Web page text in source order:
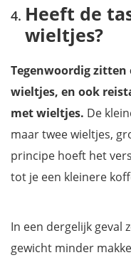
Heeft de
wieltjes?
Tegenwoordig zitten
wieltjes, en ook
met wieltjes. De
maar twee wieltjes,
principe hoeft het
tot je een kleinere
In een dergelijk geval
gewicht minder